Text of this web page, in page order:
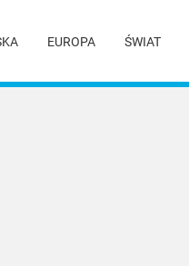
EUROPA ŚWIAT